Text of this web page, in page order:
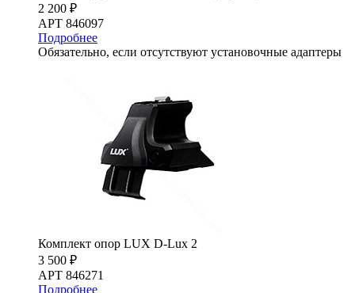
2 200 ₽
АРТ 846097
Подробнее
Обязательно, если отсутствуют установочные адаптеры
Комплект опор LUX D-Lux 2
3 500 ₽
АРТ 846271
Подробнее